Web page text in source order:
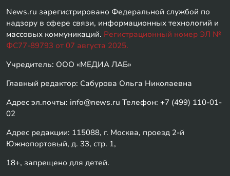
News.ru зарегистрировано Федеральной службой по
надзору в сфере связи, информационных технологий и
массовых коммуникаций. Регистрационный номер ЭЛ №
ФС77-89793 от 07 августа 2025.
Учредитель: ООО «МЕДИА ЛАБ»
Главный редактор: Сабурова Ольга Николаевна
Адрес эл.почты: info@news.ru Телефон: +7 (499) 110-01-
02
Адрес редакции: 115088, г. Москва, проезд 2-й
Южнопортовый, д. 33, стр. 1,
18+, запрещено для детей.